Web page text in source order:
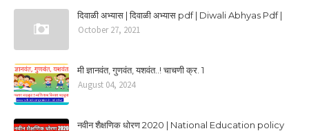
दिवाळी अभ्यास | दिवाळी अभ्यास pdf | Diwali Abhyas Pdf |
October 27, 2021
मी ज्ञानवंत, गुणवंत, यशवंत..! चाचणी क्र. 1
August 04, 2024
नवीन शैक्षणिक धोरण 2020 | National Education policy